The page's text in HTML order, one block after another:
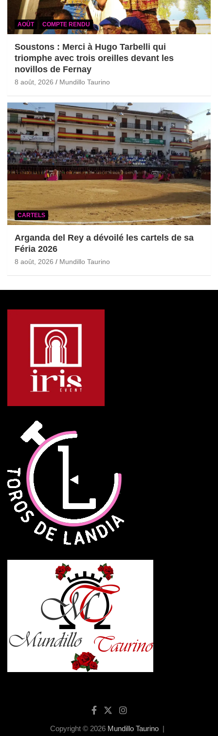
AOÛT COMPTE RENDU
Soustons : Merci à Hugo Tarbelli qui
triomphe avec trois oreilles devant les
novillos de Fernay
8 août, 2026 Mundillo Taurino
CARTELS
Arganda del Rey a dévoilé les cartels de sa
Féria 2026
8 août, 2026 Mundillo Taurino
Copyright © 2026 Mundillo Taurino